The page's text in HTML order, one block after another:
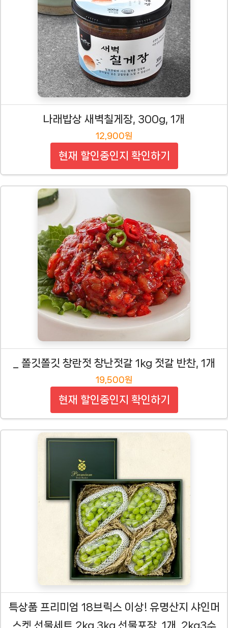
나래밥상 새벽칠게장, 300g, 1개
12,900원
현재 할인중인지 확인하기
_ 쫄깃쫄깃 창란젓 창난젓갈 1kg 젓갈 반찬, 1개
19,500원
현재 할인중인지 확인하기
특상품 프리미엄 18브릭스 이상! 유명산지 샤인머
스켓 선물세트 2kg 3kg 선물포장, 1개, 2kg3수